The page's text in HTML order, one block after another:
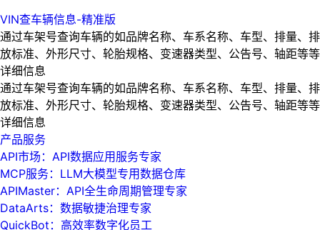
VIN查车辆信息-精准版
通过车架号查询车辆的如品牌名称、车系名称、车型、排量、排
放标准、外形尺寸、轮胎规格、变速器类型、公告号、轴距等等
详细信息
通过车架号查询车辆的如品牌名称、车系名称、车型、排量、排
放标准、外形尺寸、轮胎规格、变速器类型、公告号、轴距等等
详细信息
产品服务
API市场：API数据应用服务专家
MCP服务：LLM大模型专用数据仓库
APIMaster：API全生命周期管理专家
DataArts：数据敏捷治理专家
QuickBot：高效率数字化员工